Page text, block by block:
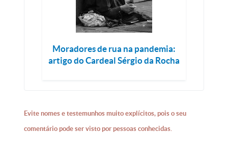
Moradores de rua na pandemia:
artigo do Cardeal Sérgio da Rocha
Evite nomes e testemunhos muito explícitos, pois o seu
comentário pode ser visto por pessoas conhecidas.